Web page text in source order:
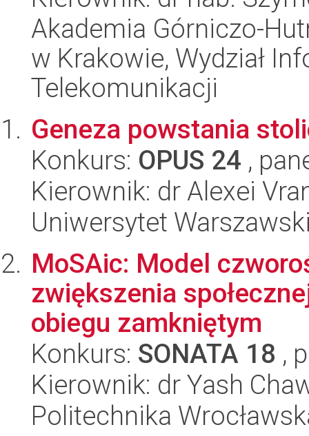
Akademia Górniczo-
w Krakowie, Wydział
Telekomunikacji
Geneza powstania
Konkurs: OPUS 24 ,
Kierownik: dr Alexei
Uniwersytet
MoSAic: Model
zwiększenia
obiegu zamkniętym
Konkurs: SONATA 18 ,
Kierownik: dr Yash
Politechnika